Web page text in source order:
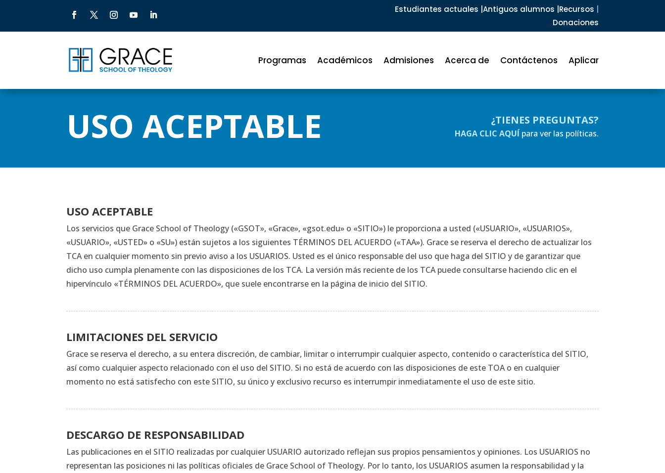
Estudiantes actuales | Antiguos alumnos | Recursos
Donaciones
Programas Académicos Admisiones Acerca de Contáctenos Aplicar
USO ACEPTABLE ¿TIENES PREGUNTAS?
HAGA CLIC AQUÍ para ver las políticas.
USO ACEPTABLE
Los servicios que Grace School of Theology («GSOT», «Grace», «gsot.edu» o «SITIO») le proporciona a usted («USUARIO», «USUARIOS»,
«USUARIO», «USTED» o «SU») están sujetos a los siguientes TÉRMINOS DEL ACUERDO («TAA»). Grace se reserva el derecho de actualizar los
TCA en cualquier momento sin previo aviso a los USUARIOS. Usted es el único responsable del uso que haga del SITIO y de garantizar que
dicho uso cumpla plenamente con las disposiciones de los TCA. La versión más reciente de los TCA puede consultarse haciendo clic en el
hipervínculo «TÉRMINOS DEL ACUERDO», que suele encontrarse en la página de inicio del SITIO.
LIMITACIONES DEL SERVICIO
Grace se reserva el derecho, a su entera discreción, de cambiar, limitar o interrumpir cualquier aspecto, contenido o característica del SITIO,
así como cualquier aspecto relacionado con el uso del SITIO. Si no está de acuerdo con las disposiciones de este TOA o en cualquier
momento no está satisfecho con este SITIO, su único y exclusivo recurso es interrumpir inmediatamente el uso de este sitio.
DESCARGO DE RESPONSABILIDAD
Las publicaciones en el SITIO realizadas por cualquier USUARIO autorizado reflejan sus propios pensamientos y opiniones. Los USUARIOS no
representan las posiciones ni las políticas oficiales de Grace School of Theology. Por lo tanto, los USUARIOS asumen la responsabilidad y la